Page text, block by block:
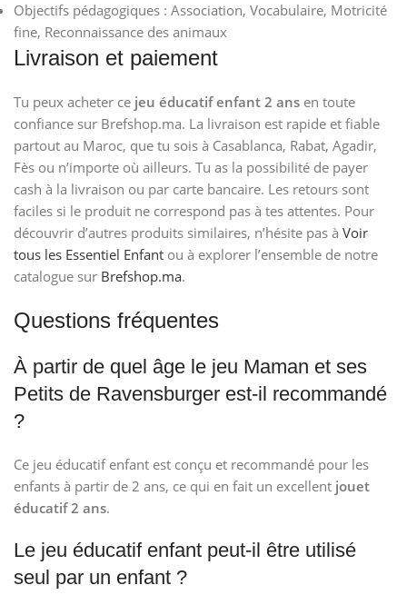
Objectifs pédagogiques : Association, Vocabulaire, Motricité
fine, Reconnaissance des animaux
Livraison et paiement
Tu peux acheter ce jeu éducatif enfant 2 ans en toute
confiance sur Brefshop.ma. La livraison est rapide et fiable
partout au Maroc, que tu sois à Casablanca, Rabat, Agadir,
Fès ou n’importe où ailleurs. Tu as la possibilité de payer
cash à la livraison ou par carte bancaire. Les retours sont
faciles si le produit ne correspond pas à tes attentes. Pour
découvrir d’autres produits similaires, n’hésite pas à Voir
tous les Essentiel Enfant ou à explorer l’ensemble de notre
catalogue sur Brefshop.ma.
Questions fréquentes
À partir de quel âge le jeu Maman et ses
Petits de Ravensburger est-il recommandé
?
Ce jeu éducatif enfant est conçu et recommandé pour les
enfants à partir de 2 ans, ce qui en fait un excellent jouet
éducatif 2 ans.
Le jeu éducatif enfant peut-il être utilisé
seul par un enfant ?